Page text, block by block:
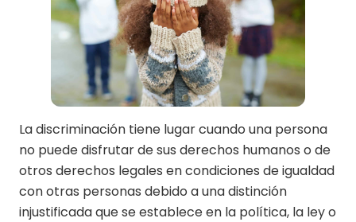
La discriminación tiene lugar cuando una persona
no puede disfrutar de sus derechos humanos o de
otros derechos legales en condiciones de igualdad
con otras personas debido a una distinción
injustificada que se establece en la política, la ley o